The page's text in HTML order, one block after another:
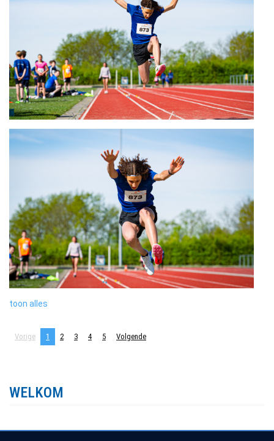
toon alles
Vorige 1 2 3 4 5 Volgende
WELKOM